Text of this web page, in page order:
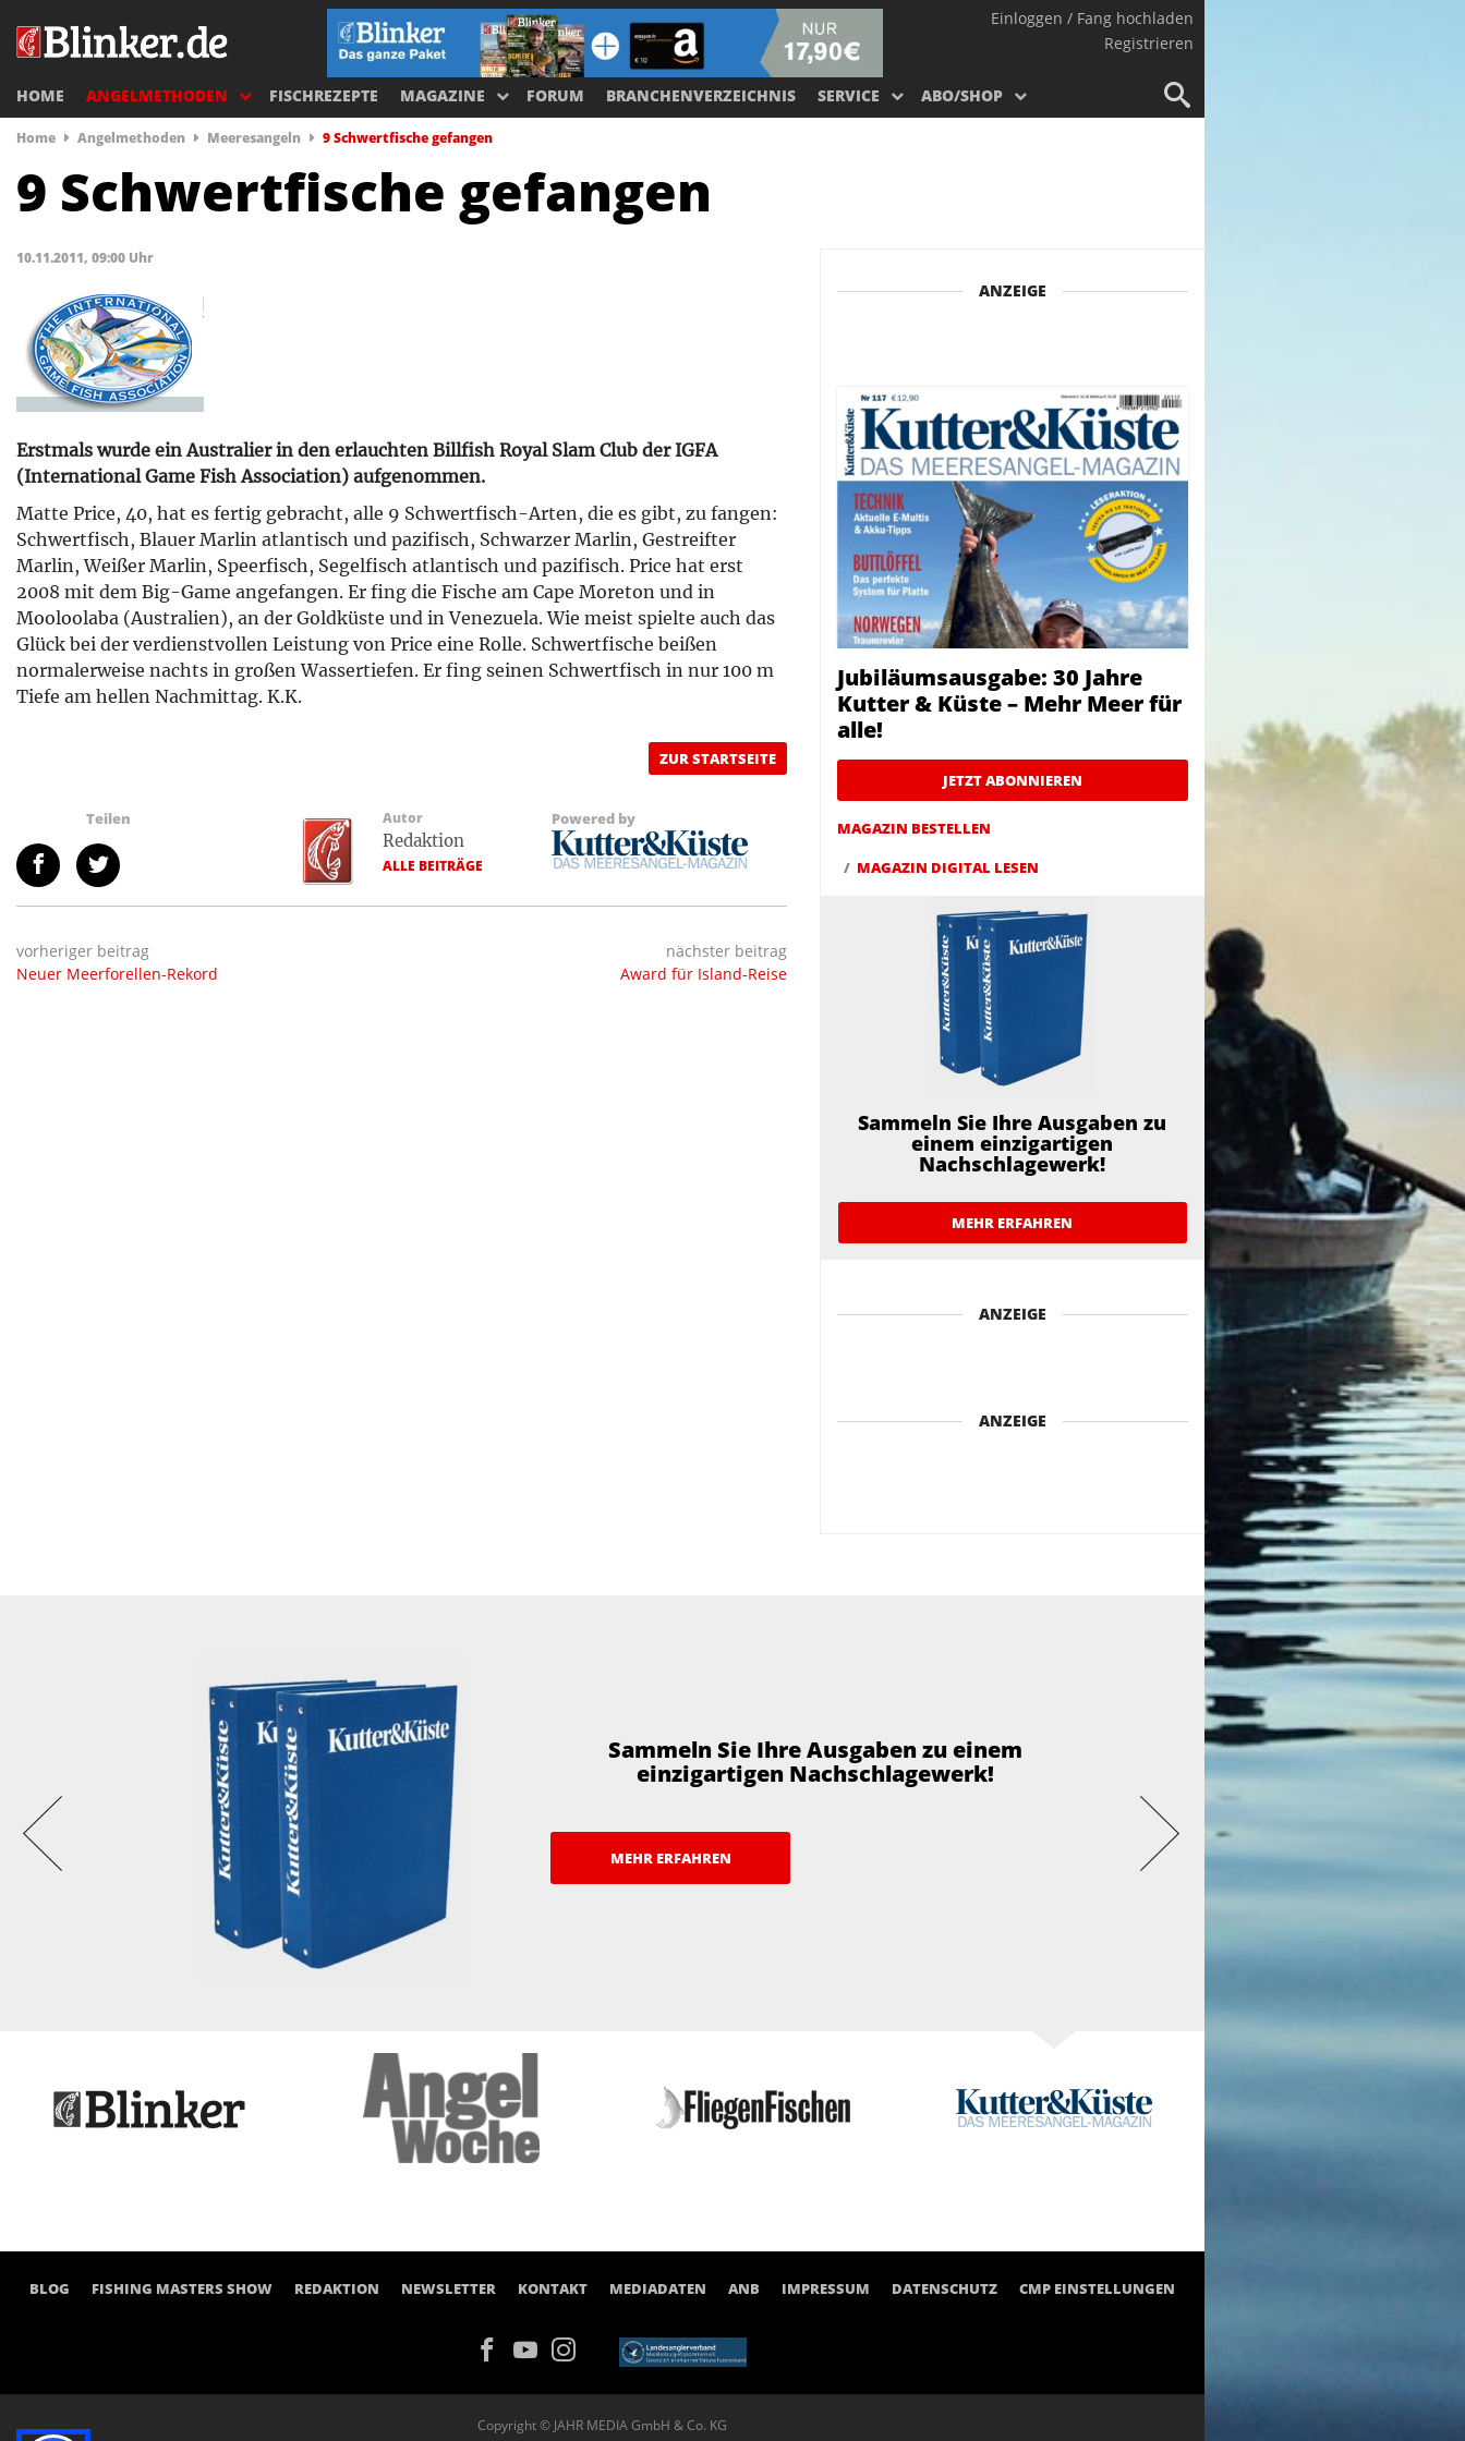
Einloggen / Fang hochladen
Registrieren
HOME ANGELMETHODEN FISCHREZEPTE MAGAZINE FORUM BRANCHENVERZEICHNIS SERVICE ABO/SHOP
Home Angelmethoden Meeresangeln 9 Schwertfische gefangen
9 Schwertfische gefangen
10.11.2011, 09:00 Uhr
Erstmals wurde ein Australier in den erlauchten Billfish Royal Slam Club der IGFA
(International Game Fish Association) aufgenommen.
Matte Price, 40, hat es fertig gebracht, alle 9 Schwertfisch-Arten, die es gibt, zu fangen:
Schwertfisch, Blauer Marlin atlantisch und pazifisch, Schwarzer Marlin, Gestreifter
Marlin, Weißer Marlin, Speerfisch, Segelfisch atlantisch und pazifisch. Price hat erst
2008 mit dem Big-Game angefangen. Er fing die Fische am Cape Moreton und in
Mooloolaba (Australien), an der Goldküste und in Venezuela. Wie meist spielte auch das
Glück bei der verdienstvollen Leistung von Price eine Rolle. Schwertfische beißen
normalerweise nachts in großen Wassertiefen. Er fing seinen Schwertfisch in nur 100 m
Tiefe am hellen Nachmittag. K.K.
ZUR STARTSEITE
Teilen Autor
Redaktion
ALLE BEITRÄGE
Powered by
vorheriger beitrag
Neuer Meerforellen-Rekord
nächster beitrag
Award für Island-Reise
ANZEIGE
Jubiläumsausgabe: 30 Jahre
Kutter & Küste – Mehr Meer für
alle!
JETZT ABONNIEREN
MAGAZIN BESTELLEN
MAGAZIN DIGITAL LESEN
Sammeln Sie Ihre Ausgaben zu
einem einzigartigen
Nachschlagewerk!
MEHR ERFAHREN
ANZEIGE
ANZEIGE
Sammeln Sie Ihre Ausgaben zu einem
einzigartigen Nachschlagewerk!
MEHR ERFAHREN
BLOG FISHING MASTERS SHOW REDAKTION NEWSLETTER KONTAKT MEDIADATEN ANB IMPRESSUM DATENSCHUTZ CMP EINSTELLUNGEN
Copyright © JAHR MEDIA GmbH & Co. KG